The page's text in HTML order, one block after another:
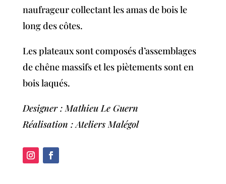
naufrageur collectant les amas de bois le
long des côtes.
Les plateaux sont composés d’assemblages
de chêne massifs et les piètements sont en
bois laqués.
Designer : Mathieu Le Guern
Réalisation : Ateliers Malégol